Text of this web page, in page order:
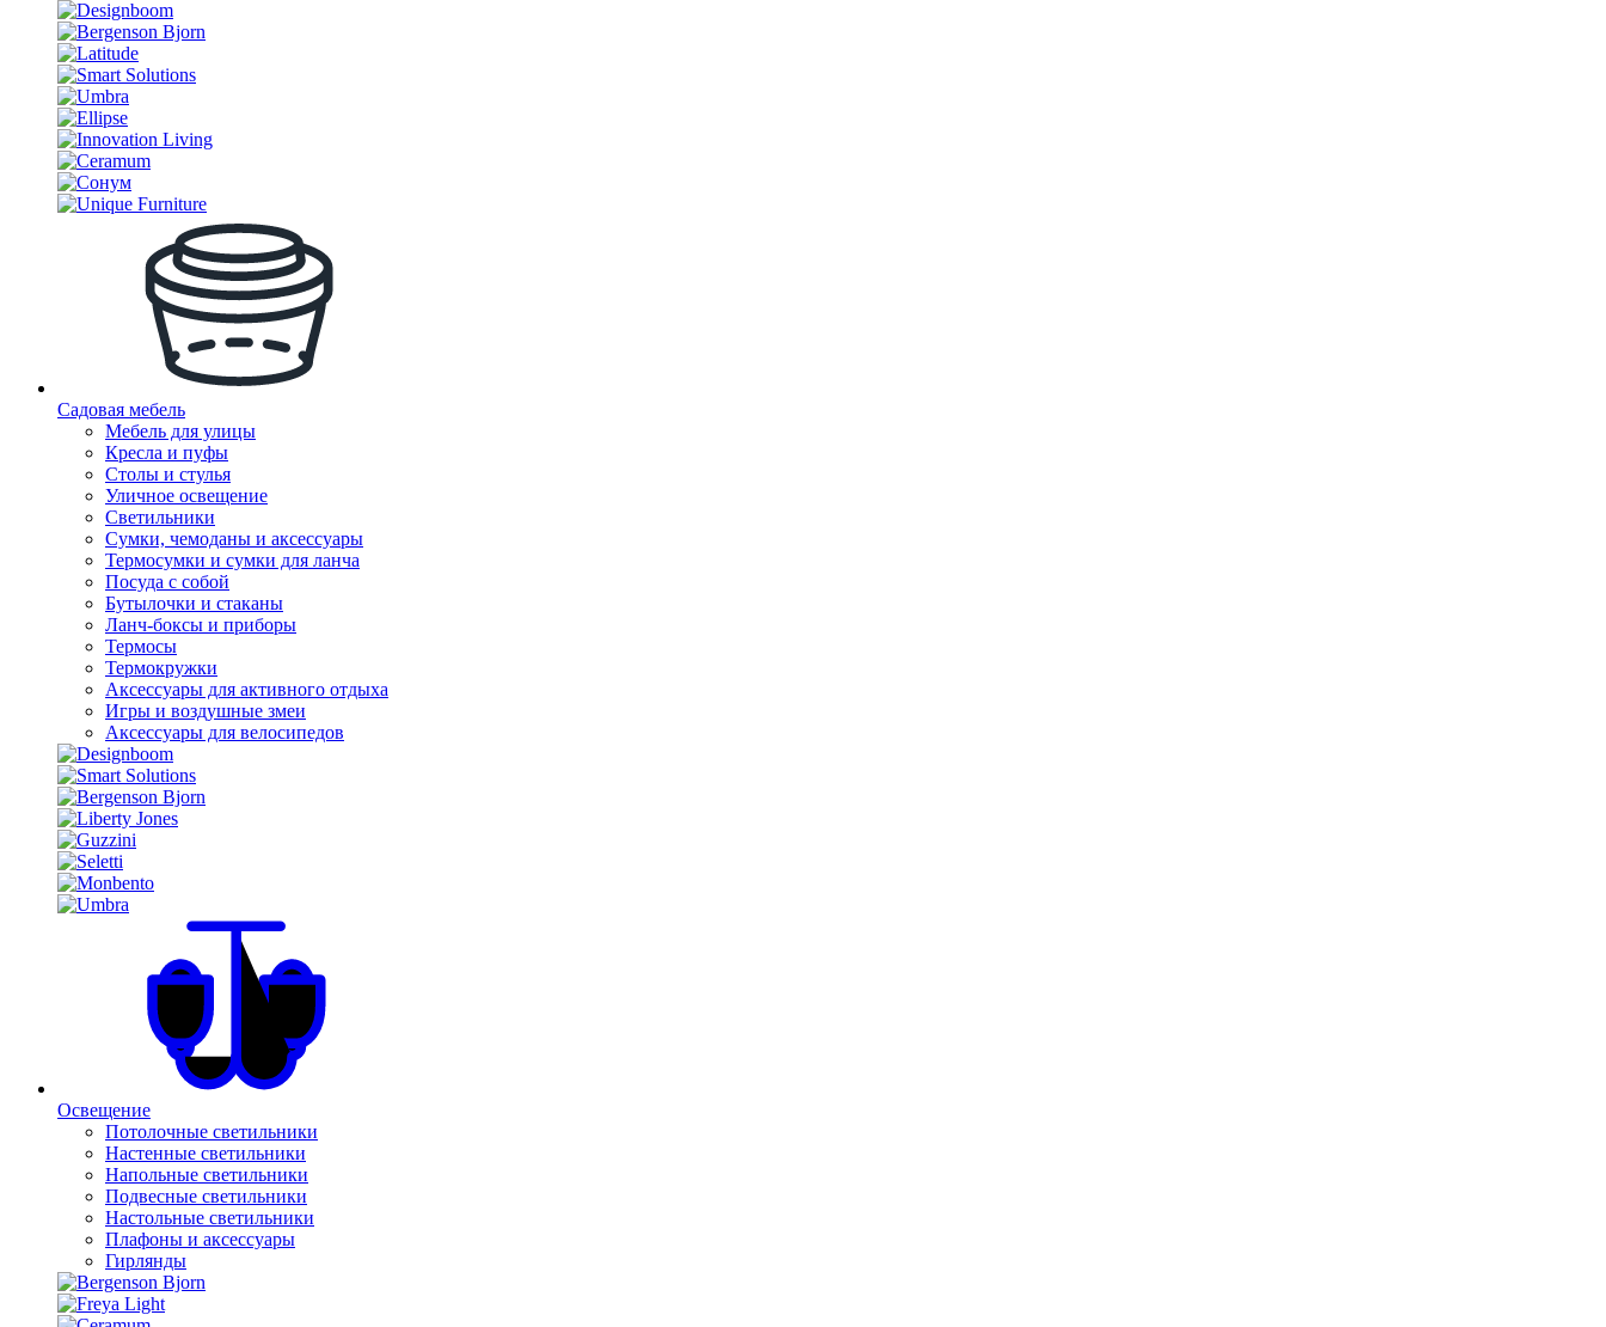
Садовая мебель
Мебель для улицы
Кресла и пуфы
Столы и стулья
Уличное освещение
Светильники
Сумки, чемоданы и аксессуары
Термосумки и сумки для ланча
Посуда с собой
Бутылочки и стаканы
Ланч-боксы и приборы
Термосы
Термокружки
Аксессуары для активного отдыха
Игры и воздушные змеи
Аксессуары для велосипедов
Освещение
Потолочные светильники
Настенные светильники
Напольные светильники
Подвесные светильники
Настольные светильники
Плафоны и аксессуары
Гирлянды